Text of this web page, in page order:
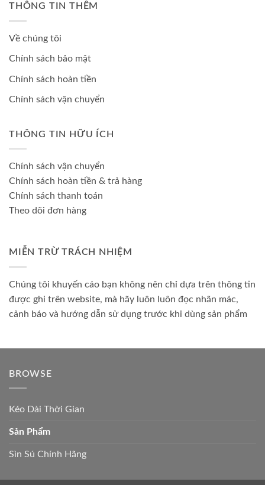
THÔNG TIN THÊM
Về chúng tôi
Chính sách bảo mật
Chính sách hoàn tiền
Chính sách vận chuyển
THÔNG TIN HỮU ÍCH
Chính sách vận chuyển
Chính sách hoàn tiền & trả hàng
Chính sách thanh toán
Theo dõi đơn hàng
MIỄN TRỪ TRÁCH NHIỆM
Chúng tôi khuyến cáo bạn không nên chỉ dựa trên thông tin
được ghi trên website, mà hãy luôn luôn đọc nhãn mác,
cảnh báo và hướng dẫn sử dụng trước khi dùng sản phẩm
BROWSE
Kéo Dài Thời Gian
Sản Phẩm
Sìn Sú Chính Hãng